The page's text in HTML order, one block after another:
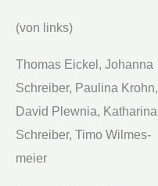
(von links)
Thomas Eick­el, Johan­na
Schreiber, Pauli­na Krohn,
David Plew­nia, Katha­ri­na
Schreiber, Timo Wilmes­
meier